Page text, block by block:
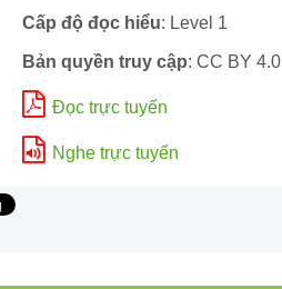
Cấp độ đọc hiểu: Level 1
Bản quyền truy cập: CC BY 4.0
Đọc trực tuyến
Nghe trực tuyến